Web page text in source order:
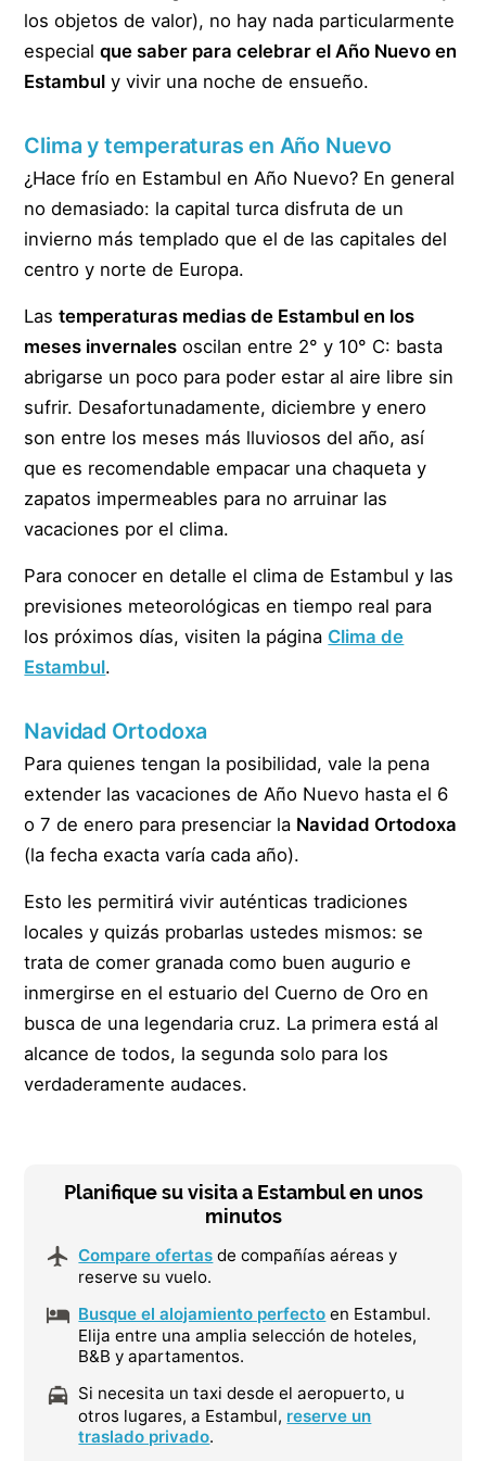
los objetos de valor), no hay nada particularmente
especialque saber para celebrar el Año Nuevo en
Estambul y vivir una noche de ensueño.
Clima y temperaturas en Año Nuevo
¿Hace frío en Estambul en Año Nuevo? En general
no demasiado: la capital turca disfruta de un
invierno más templado que el de las capitales del
centro y norte de Europa.
Lastemperaturas medias de Estambul en los
meses invernales oscilan entre 2° y 10° C: basta
abrigarse un poco para poder estar al aire libre sin
sufrir. Desafortunadamente, diciembre y enero
son entre los meses más lluviosos del año, así
que es recomendable empacar una chaqueta y
zapatos impermeables para no arruinar las
vacaciones por el clima.
Para conocer en detalle el clima de Estambul y las
previsiones meteorológicas en tiempo real para
los próximos días, visiten la página Clima de
Estambul.
Navidad Ortodoxa
Para quienes tengan la posibilidad, vale la pena
extender las vacaciones de Año Nuevo hasta el 6
o 7 de enero para presenciar la Navidad Ortodoxa
(la fecha exacta varía cada año).
Esto les permitirá vivir auténticas tradiciones
locales y quizás probarlas ustedes mismos: se
trata de comer granada como buen augurio e
inmergirse en el estuario del Cuerno de Oro en
busca de una legendaria cruz. La primera está al
alcance de todos, la segunda solo para los
verdaderamente audaces.
Planifique su visita a Estambul en unos
minutos
Compare ofertas de compañías aéreas y
reserve su vuelo.
Busque el alojamiento perfecto en Estambul.
Elija entre una amplia selección de hoteles,
B&B y apartamentos.
Si necesita un taxi desde el aeropuerto, u
otros lugares, a Estambul, reserve un
traslado privado.